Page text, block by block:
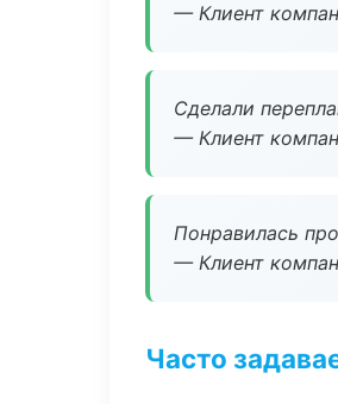
— Клиент
Сделали
— Клиент
Понравилась
— Клиент
Часто